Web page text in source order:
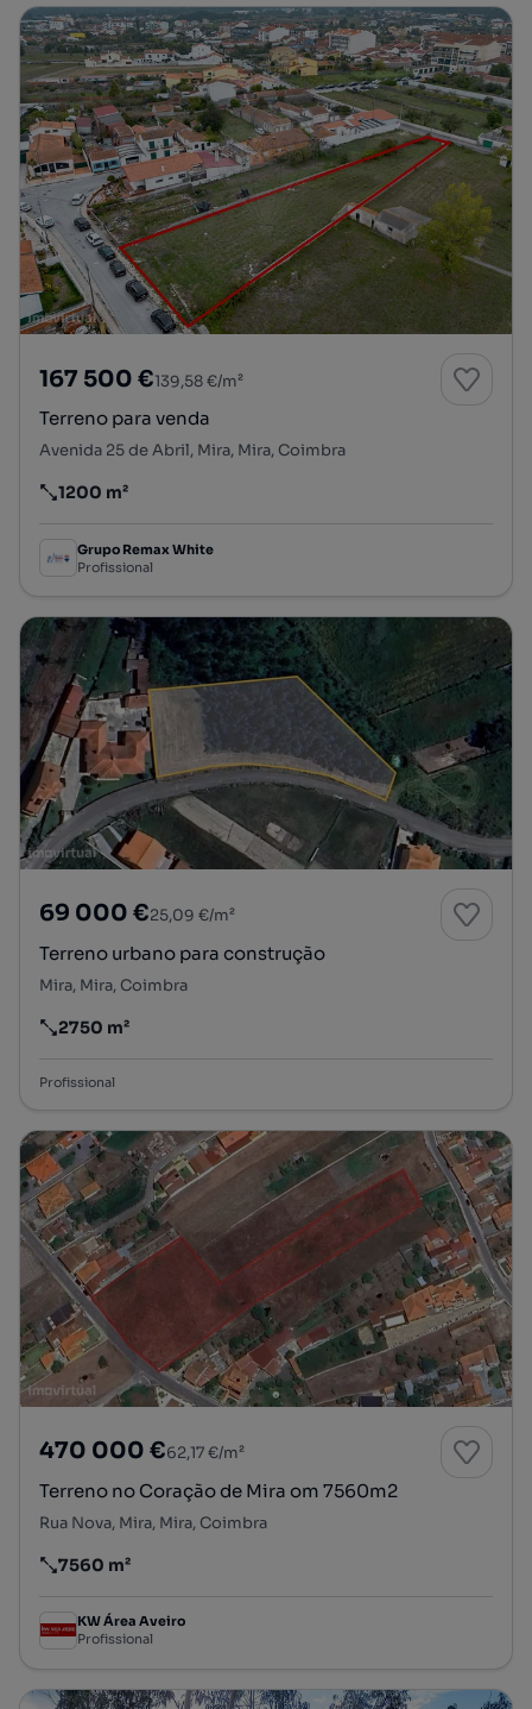
167 500 €139,58 €/m²
Terreno para venda
Avenida 25 de Abril, Mira, Mira, Coimbra
Preço por metro quadrado
1200 m²
Grupo Remax White
Profissional
69 000 €25,09 €/m²
Terreno urbano para construção
Mira, Mira, Coimbra
Preço por metro quadrado
2750 m²
Profissional
470 000 €62,17 €/m²
Terreno no Coração de Mira om 7560m2
Rua Nova, Mira, Mira, Coimbra
Preço por metro quadrado
7560 m²
KW Área Aveiro
Profissional